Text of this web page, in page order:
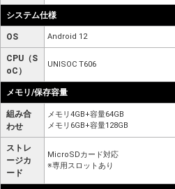
システム仕様
OS Android 12
CPU（S
oC）
UNISOC T606
メモリ/保存容量
組み合
わせ
メモリ4GB+容量64GB
メモリ6GB+容量128GB
ストレ
ージカ
ード
MicroSDカード対応
※専用スロットあり